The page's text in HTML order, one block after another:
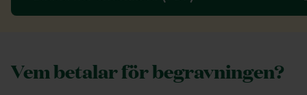
Vem betalar för begravningen?